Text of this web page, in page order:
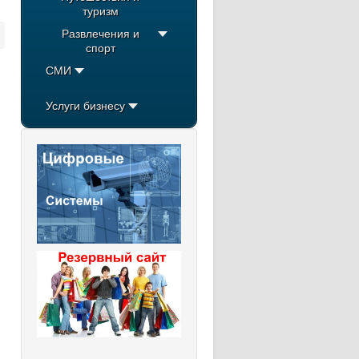
туризм
Развлечения и
спорт
СМИ
Услуги бизнесу